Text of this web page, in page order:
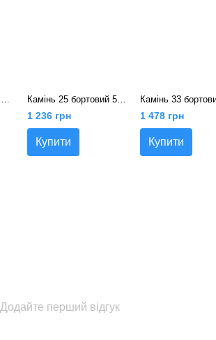
Камінь 33 кут внутрішній 90 R15, Rustique bullee, тон Pierre 310219 Камінь 25 бортовий 50х25, Rustique bullee, тон Pierre 310175
1 236 грн
Купити
1 478 грн
Купити
Додайте перший відгук